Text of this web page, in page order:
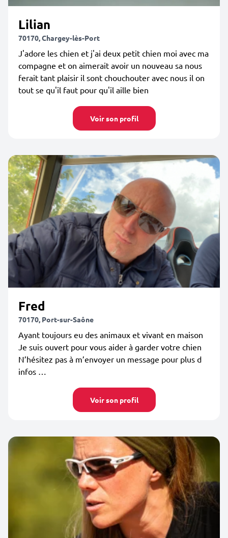
Lilian
70170, Chargey-lès-Port
J'adore les chien et j'ai deux petit chien moi avec ma
compagne et on aimerait avoir un nouveau sa nous
ferait tant plaisir il sont chouchouter avec nous il on
tout se qu'il faut pour qu'il aille bien
Voir son profil
Fred
70170, Port-sur-Saône
Ayant toujours eu des animaux et vivant en maison
Je suis ouvert pour vous aider à garder votre chien
N’hésitez pas à m’envoyer un message pour plus d
infos …
Voir son profil